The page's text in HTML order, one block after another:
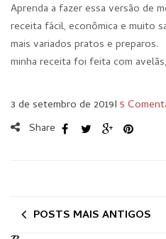
Aprenda a fazer essa versão de
receita fácil, econômica e muito
mais variados pratos e
minha receita foi feita com
3 de setembro de 2019I 5
Share
POSTS MAIS ANTIGOS